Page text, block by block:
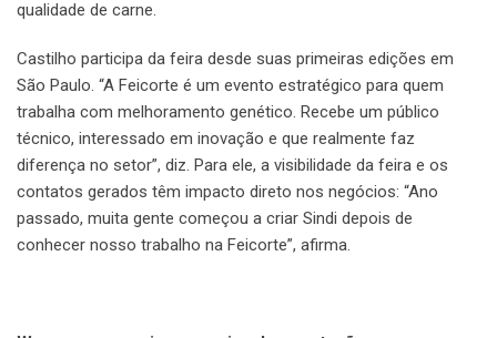
qualidade de carne.
Castilho participa da feira desde suas primeiras edições em
São Paulo. “A Feicorte é um evento estratégico para quem
trabalha com melhoramento genético. Recebe um público
técnico, interessado em inovação e que realmente faz
diferença no setor”, diz. Para ele, a visibilidade da feira e os
contatos gerados têm impacto direto nos negócios: “Ano
passado, muita gente começou a criar Sindi depois de
conhecer nosso trabalho na Feicorte”, afirma.